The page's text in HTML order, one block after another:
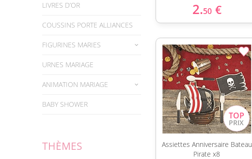
LIVRES D’OR
COUSSINS PORTE ALLIANCES
FIGURINES MARIES
URNES MARIAGE
ANIMATION MARIAGE
BABY SHOWER
THÈMES
2.50 €
Assiettes Anniversaire Bateau
Pirate x8